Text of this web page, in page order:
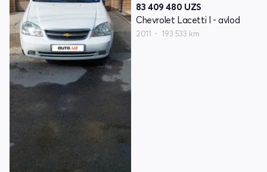
83 409 480 UZS
Chevrolet Lacetti I - avlod
2011 193 533 km